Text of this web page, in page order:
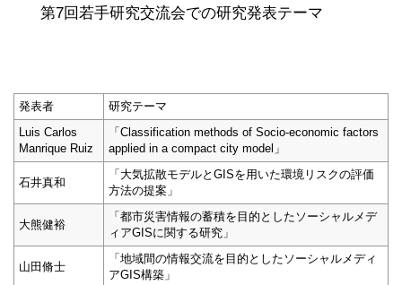
第7回若手研究交流会での研究発表テーマ
発表者
研究テーマ
Luis Carlos
Manrique Ruiz
「Classification methods of Socio-economic factors
applied in a compact city model」
石井真和
「大気拡散モデルとGISを用いた環境リスクの評価
方法の提案」
大熊健裕
「都市災害情報の蓄積を目的としたソーシャルメデ
ィアGISに関する研究」
山田脩士
「地域間の情報交流を目的としたソーシャルメディ
アGIS構築」